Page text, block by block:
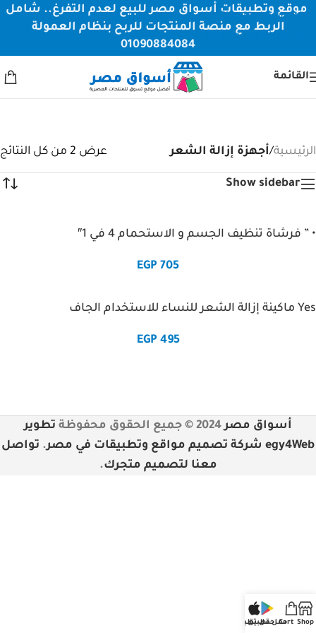
Skip to navigation
Skip to main content
موقع وتطبيقات أسواق مصر للبيع لعدم التفرغ.. شامل
الربط مع منصة المنتجات للربح بنظام العمولة
01090884084
القائمة
الرئيسية/أجهزة إزالة الشعر عرض ⁦2⁩ من كل النتائج
Show sidebar
• ” فرشاة تنظيف الجسم و الاستحمام 4 في 1″
EGP 705
Yes ماكينة إزالة الشعر للنساء للاستخدام الجاف
EGP 495
أسواق مصر2024 © جميع الحقوق محفوظة
تطوير
egy4Web شركة تصميم مواقع وتطبيقات في مصر
. تواصل
معنا لتصميم متجرك.
Shop
Cartحمل تطبيق
حمل تطبيق